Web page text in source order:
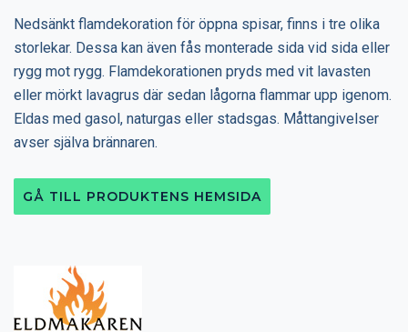
Nedsänkt flamdekoration för öppna spisar, finns i tre olika
storlekar. Dessa kan även fås monterade sida vid sida eller
rygg mot rygg. Flamdekorationen pryds med vit lavasten
eller mörkt lavagrus där sedan lågorna flammar upp igenom.
Eldas med gasol, naturgas eller stadsgas. Måttangivelser
avser själva brännaren.
GÅ TILL PRODUKTENS HEMSIDA